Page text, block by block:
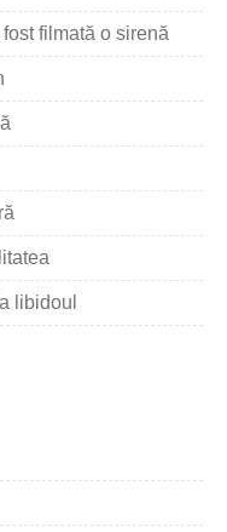
filmată o sirenă
libidoul